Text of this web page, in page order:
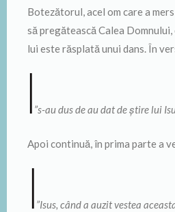
Botezătorul, acel om care a
să pregătească Calea
lui este răsplată unui dans. În
”s-au dus de au dat de știre lui
Apoi continuă, în prima parte a
”Isus, când a auzit vestea